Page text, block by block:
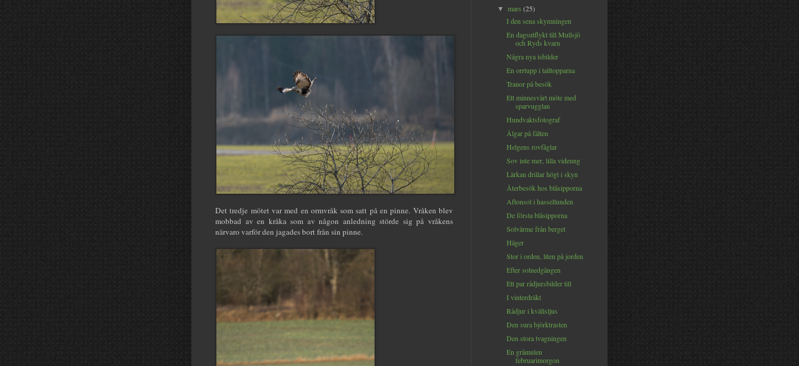
Det tredje mötet var med en ormvråk som satt på en pinne. Vråken blev
mobbad av en kråka som av någon anledning störde sig på vråkens
närvaro varför den jagades bort från sin pinne.
▼mars(25)
I den sena skymningen
En dagsutflykt till Mullsjö
och Ryds kvarn
Några nya isbilder
En orrtupp i talltopparna
Tranor på besök
Ett minnesvärt möte med
sparvugglan
Hundvaktsfotograf
Älgar på fälten
Helgens rovfåglar
Sov inte mer, lilla videung
Lärkan drillar högt i skyn
Återbesök hos blåsipporna
Aftonsol i hassellunden
De första blåsipporna
Solvärme från berget
Häger
Stor i orden, liten på jorden
Efter solnedgången
Ett par rådjursbilder till
I vinterdräkt
Rådjur i kvällsljus
Den sura björktrasten
Den stora tvagningen
En gråmulen
februarimorgon